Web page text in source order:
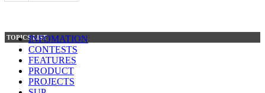
TOPICS LISTINFOMATION
CONTESTS
FEATURES
PRODUCT
PROJECTS